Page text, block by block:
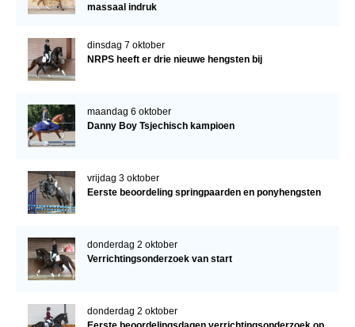
massaal indruk
dinsdag 7 oktober
NRPS heeft er drie nieuwe hengsten bij
maandag 6 oktober
Danny Boy Tsjechisch kampioen
vrijdag 3 oktober
Eerste beoordeling springpaarden en ponyhengsten
donderdag 2 oktober
Verrichtingsonderzoek van start
donderdag 2 oktober